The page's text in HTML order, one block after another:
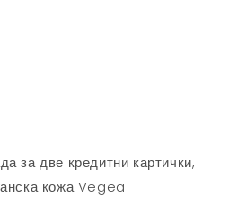
за две кредитни картички,
кожа Vegea